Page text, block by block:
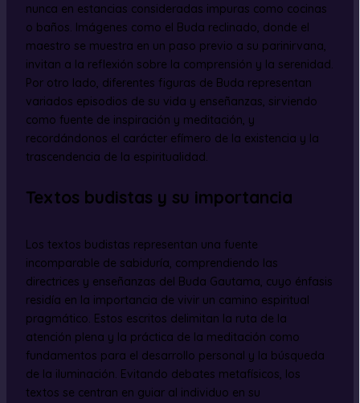
nunca en estancias consideradas impuras como cocinas
o baños. Imágenes como el Buda reclinado, donde el
maestro se muestra en un paso previo a su parinirvana,
invitan a la reflexión sobre la comprensión y la serenidad.
Por otro lado, diferentes figuras de Buda representan
variados episodios de su vida y enseñanzas, sirviendo
como fuente de inspiración y meditación, y
recordándonos el carácter efímero de la existencia y la
trascendencia de la espiritualidad.
Textos budistas y su importancia
Los textos budistas representan una fuente
incomparable de sabiduría, comprendiendo las
directrices y enseñanzas del Buda Gautama, cuyo énfasis
residía en la importancia de vivir un camino espiritual
pragmático. Estos escritos delimitan la ruta de la
atención plena y la práctica de la meditación como
fundamentos para el desarrollo personal y la búsqueda
de la iluminación. Evitando debates metafísicos, los
textos se centran en guiar al individuo en su